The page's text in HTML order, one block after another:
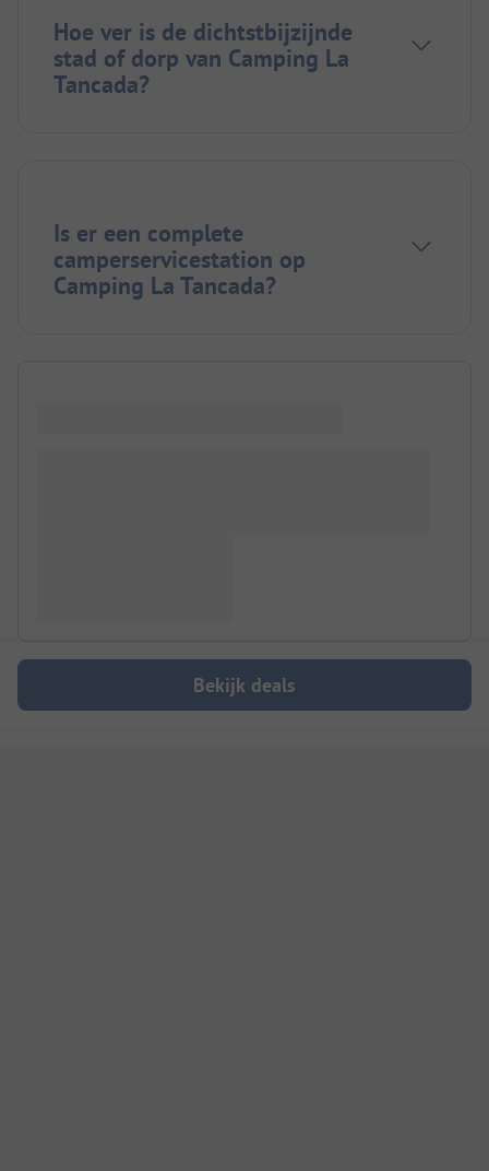
Hoe ver is de dichtstbijzijnde
stad of dorp van Camping La
Tancada?
Is er een complete
camperservicestation op
Camping La Tancada?
Bekijk deals